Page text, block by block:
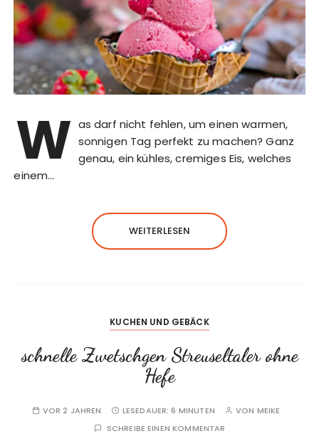
W as darf nicht fehlen, um einen warmen,
sonnigen Tag perfekt zu machen? Ganz
genau, ein kühles, cremiges Eis, welches
einem…
WEITERLESEN
KUCHEN UND GEBÄCK
schnelle Zwetschgen Streuseltaler ohne
Hefe
VOR 2 JAHREN LESEDAUER:6 MINUTEN VON MEIKE
SCHREIBE EINEN KOMMENTAR